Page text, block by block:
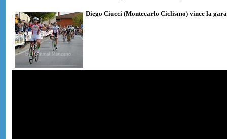
Diego Ciucci (Montecarlo Ciclismo) vince la gara